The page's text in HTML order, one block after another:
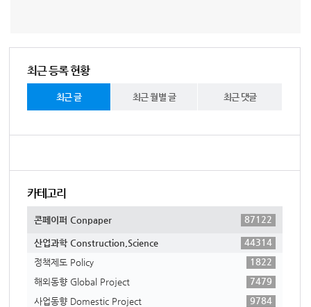
최근 등록 현황
최근 글 최근 월별 글 최근 댓글
카테고리
콘페이퍼 Conpaper 87122
산업과학 Construction,Science
44314
정책제도 Policy
1822
해외동향 Global Project
7479
사업동향 Domestic Project
9784